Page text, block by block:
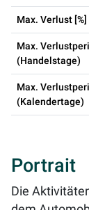
Max. Verlust [%]
Max.
(Handelstage)
Max.
(Kalendertage)
Portrait
Die